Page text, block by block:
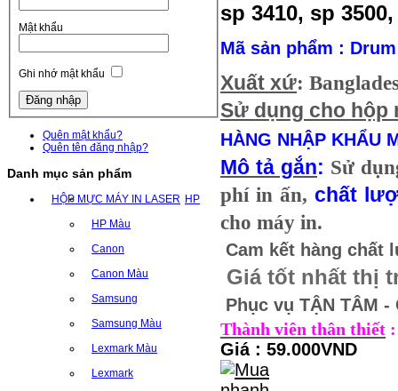
Mật khẩu
Ghi nhớ mật khẩu
Quên mật khẩu?
Quên tên đăng nhập?
Danh mục sản phẩm
HỘP MỰC MÁY IN LASER HP
HP Màu
Canon
Canon Màu
Samsung
Samsung Màu
Lexmark Màu
Lexmark
sp 3410, sp
Mã sản phẩm :
Xuất xứ:
Sử dụng cho hộp
HÀNG NHẬP KHẨU
Mô tả gắn: Sử
phí in ấn, chất
cho máy in.
Cam kết hàng chất
Giá tốt nhất thị
Phục vụ TẬN TÂM -
Thành viên thân thiết
Giá : 59.000VND